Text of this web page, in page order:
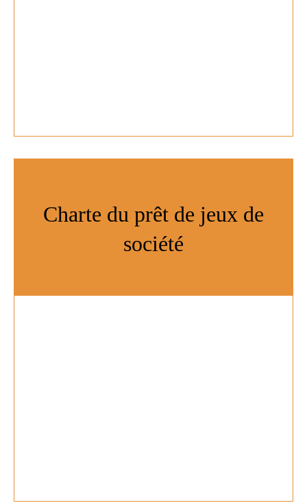
Charte du prêt de jeux de
société